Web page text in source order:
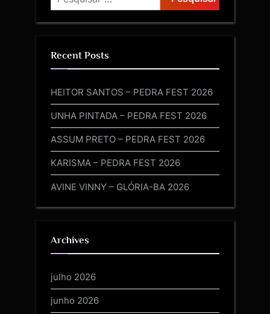
Recent Posts
HEITOR SANTOS – PEDRA FEST 2026
UNHA PINTADA – PEDRA FEST 2026
ASSUM PRETO – PEDRA FEST 2026
KARISMA – PEDRA FEST 2026
AVINE VINNY – GLÓRIA-BA 2026
Archives
julho 2026
junho 2026